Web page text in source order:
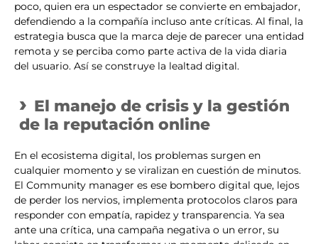
poco, quien era un espectador se convierte en embajador,
defendiendo a la compañía incluso ante críticas. Al final, la
estrategia busca que la marca deje de parecer una entidad
remota y se perciba como parte activa de la vida diaria
del usuario. Así se construye la lealtad digital.
El manejo de crisis y la gestión
de la reputación online
En el ecosistema digital, los problemas surgen en
cualquier momento y se viralizan en cuestión de minutos.
El Community manager es ese bombero digital que, lejos
de perder los nervios, implementa protocolos claros para
responder con empatía, rapidez y transparencia. Ya sea
ante una crítica, una campaña negativa o un error, su